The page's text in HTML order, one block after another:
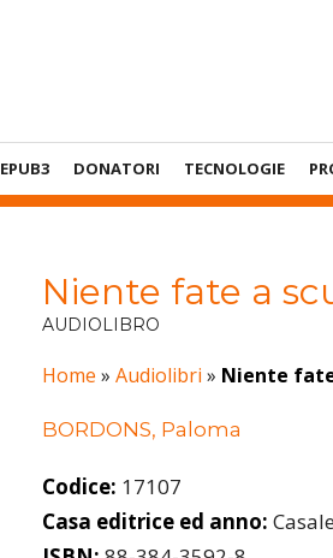
EPUB3 DONATORI TECNOLOGIE
Niente fate a
AUDIOLIBRO
Home » Audiolibri » Niente
BORDONS, Paloma
Codice: 17107
Casa editrice ed anno: